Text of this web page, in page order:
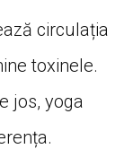
circulația
toxinele.
jos, yoga